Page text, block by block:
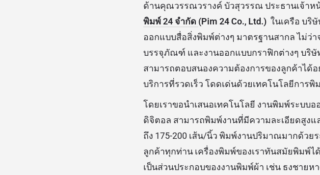
ด้านคุณวรรณวรางค์ บัวสุวรรณ ประธานเจ้าห
พิมพ์ 24 จำกัด (Pim 24 Co., Ltd.) ในเครือ บริ
ออกแบบสื่อสิ่งพิมพ์ต่างๆ มาตรฐานสากล ไม่ว่
บรรจุภัณฑ์ และงานออกแบบกราฟิกต่างๆ บริ
สามารถตอบสนองความต้องการของลูกค้าได้
บริการที่รวดเร็ว โดดเด่นด้วยเทคโนโลยีการ
โดยเราขอนำเสนอเทคโนโลยี งานพิมพ์ระบบ
ดิจิตอล สามารถพิมพ์งานที่มีความละเอียดสูงแ
ถึง 175-200 เส้น/นิ้ว พิมพ์งานปริมาณมากด้วย
ลูกค้าทุกท่าน เครื่องพิมพ์ของเราทันสมัยพิมพ์
เป็นส่วนประกอบของงานพิมพ์ผ้า เช่น ธงชาย